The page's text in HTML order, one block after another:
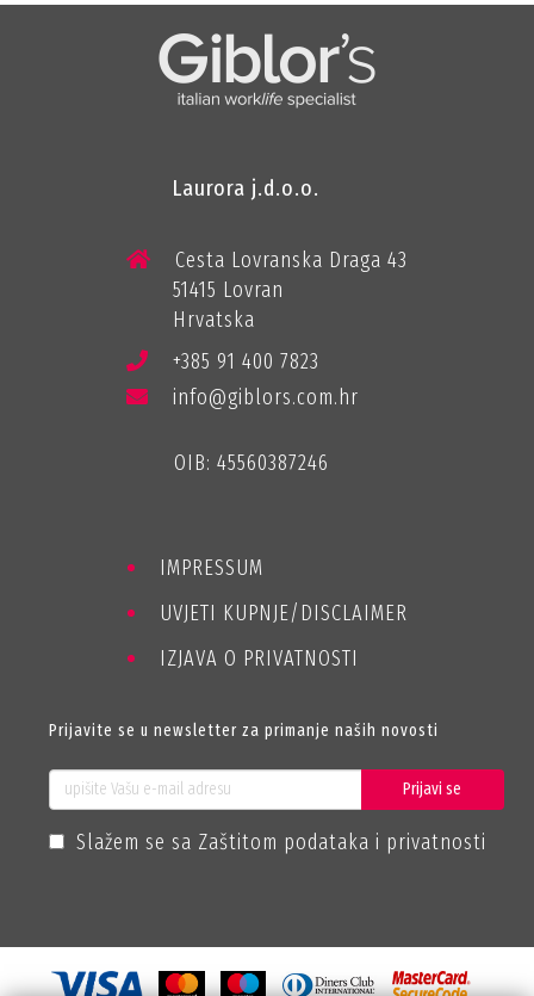
Laurora j.d.o.o.
Cesta Lovranska Draga 43
51415 Lovran
Hrvatska
+385 91 400 7823
info@giblors.com.hr
OIB: 45560387246
IMPRESSUM
UVJETI KUPNJE/DISCLAIMER
IZJAVA O PRIVATNOSTI
Prijavite se u newsletter za primanje naših novosti
Prijavi se
Slažem se sa Zaštitom podataka i privatnosti